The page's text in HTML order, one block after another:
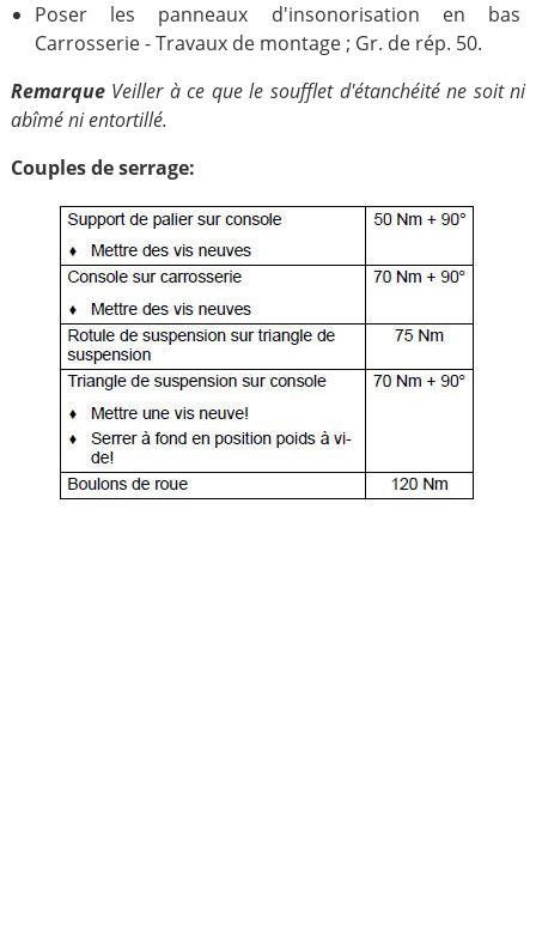
Poser les panneaux d'insonorisation en bas
Carrosserie - Travaux de montage ; Gr. de rép. 50.
RemarqueVeiller à ce que le soufflet d'étanchéité ne soit ni
abîmé ni entortillé.
Couples de serrage: